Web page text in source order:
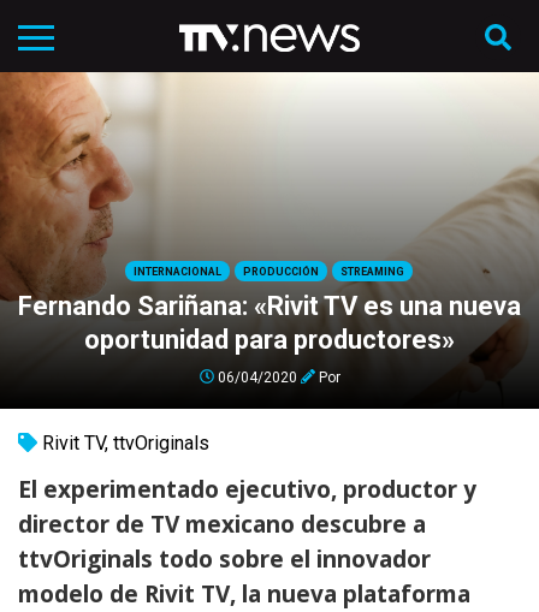
INTERNACIONAL PRODUCCIÓN STREAMING
Fernando Sariñana: «Rivit TV es una nueva
oportunidad para productores»
06/04/2020 Por
Rivit TV, ttvOriginals
El experimentado ejecutivo, productor y
director de TV mexicano descubre a
ttvOriginals todo sobre el innovador
modelo de Rivit TV, la nueva plataforma